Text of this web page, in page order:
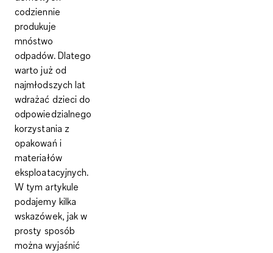
codziennie
produkuje
mnóstwo
odpadów. Dlatego
warto już od
najmłodszych lat
wdrażać dzieci do
odpowiedzialnego
korzystania z
opakowań i
materiałów
eksploatacyjnych.
W tym artykule
podajemy kilka
wskazówek, jak w
prosty sposób
można wyjaśnić